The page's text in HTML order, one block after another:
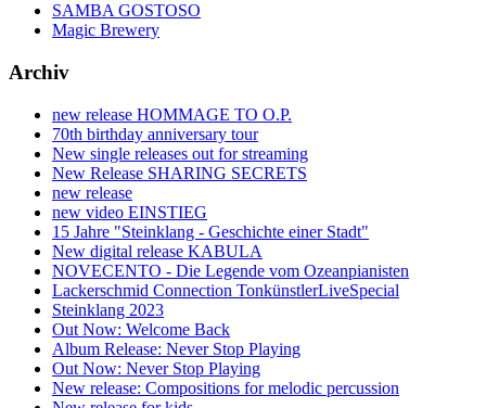
SAMBA GOSTOSO
Magic Brewery
Archiv
new release HOMMAGE TO O.P.
70th birthday anniversary tour
New single releases out for streaming
New Release SHARING SECRETS
new release
new video EINSTIEG
15 Jahre "Steinklang - Geschichte einer Stadt"
New digital release KABULA
NOVECENTO - Die Legende vom Ozeanpianisten
Lackerschmid Connection TonkünstlerLiveSpecial
Steinklang 2023
Out Now: Welcome Back
Album Release: Never Stop Playing
Out Now: Never Stop Playing
New release: Compositions for melodic percussion